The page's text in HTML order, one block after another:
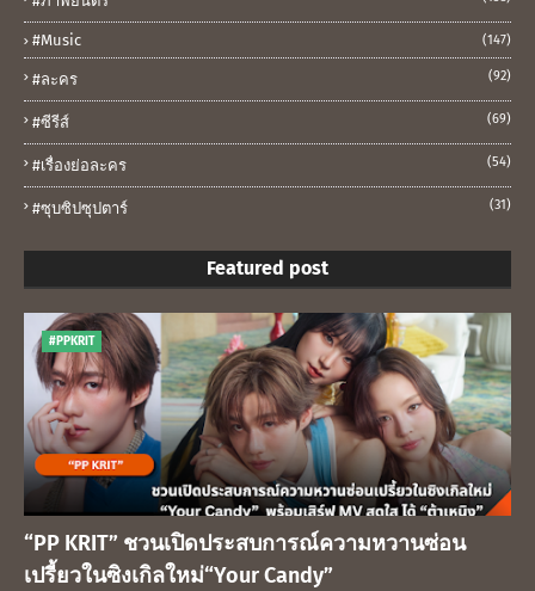
#music (147)
#ละคร (92)
#ซีรีส์ (69)
#เรื่องย่อละคร (54)
#ซุบซิปซุปตาร์ (31)
Featured post
#PPKRIT
“PP KRIT” ชวนเปิดประสบการณ์ความหวานซ่อน
เปรี้ยวในซิงเกิลใหม่“Your Candy”